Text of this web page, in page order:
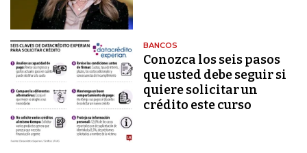
BANCOS
Conozca los seis pasos
que usted debe seguir si
quiere solicitar un
crédito este curso